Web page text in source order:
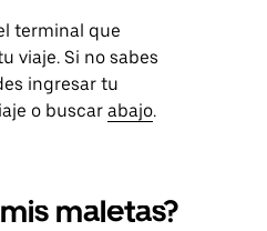
terminal que
viaje. Si no sabes
ingresar tu
o buscar abajo.
maletas?